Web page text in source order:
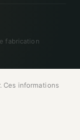
fabrication
Ces informations